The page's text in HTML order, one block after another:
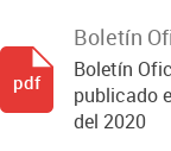
Boletín
Boletín
publicado
del 2020
pdf